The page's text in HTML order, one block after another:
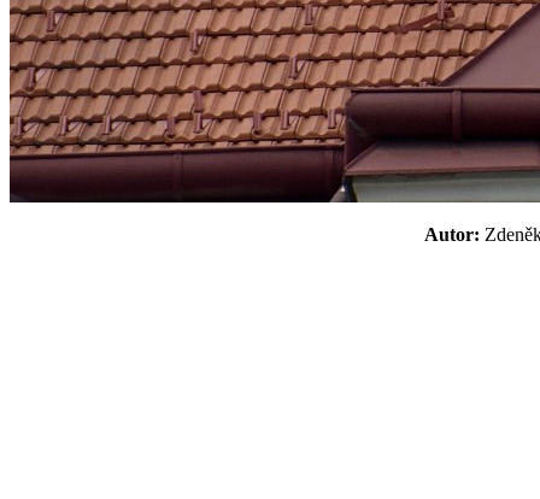
Autor: